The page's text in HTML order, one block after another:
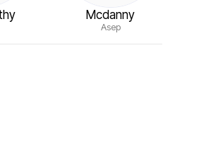
Mcdanny
Asep